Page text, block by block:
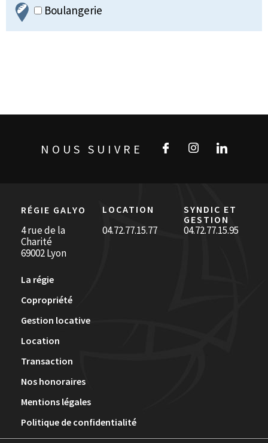
Boulangerie
NOUS SUIVRE
RÉGIE GALYO LOCATION
SYNDIC ET
GESTION
4 rue de la
Charité
69002 Lyon
04.72.77.15.77 04.72.77.15.95
La régie
Copropriété
Gestion locative
Location
Transaction
Nos honoraires
Mentions légales
Politique de confidentialité